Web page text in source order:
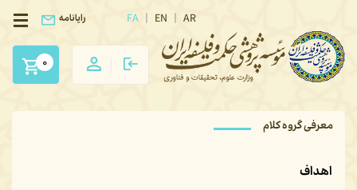
FA EN AR رایانامه
0
معرفی گروه کلام
اهداف